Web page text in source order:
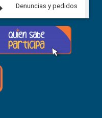
6 agosto, 2026
Next
Denuncias y pedidos